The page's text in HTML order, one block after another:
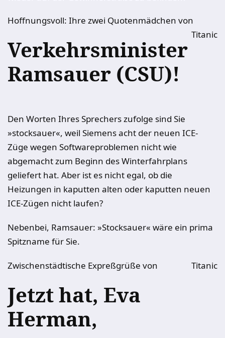
Hoffnungsvoll: Ihre zwei Quotenmädchen von
Titanic
Verkehrsminister
Ramsauer (CSU)!
Den Worten Ihres Sprechers zufolge sind Sie
»stocksauer«, weil Siemens acht der neuen ICE-
Züge wegen Softwareproblemen nicht wie
abgemacht zum Beginn des Winterfahrplans
geliefert hat. Aber ist es nicht egal, ob die
Heizungen in kaputten alten oder kaputten neuen
ICE-Zügen nicht laufen?
Nebenbei, Ramsauer: »Stocksauer« wäre ein prima
Spitzname für Sie.
Zwischenstädtische Expreßgrüße von Titanic
Jetzt hat, Eva
Herman,